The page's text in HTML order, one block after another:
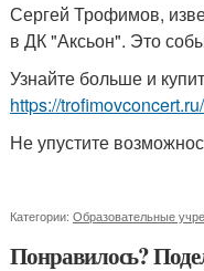
Сергей Трофимов,
в ДК "Аксьон". Это
Узнайте больше и
https://
Не упустите
Категории: Образовательные
Понравилось?